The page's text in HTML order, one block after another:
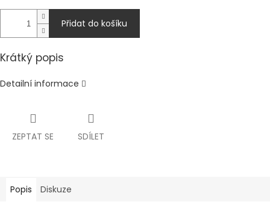
Přidat do košíku
Krátký popis
Detailní informace
ZEPTAT SE SDÍLET
Popis Diskuze